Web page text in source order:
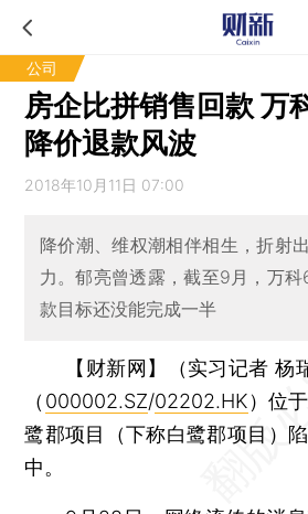
公司
房企比拼销售回款 万
降价退款风波
2018年10月11日 07:00
降价潮、维权潮相伴相生，折射
力。郁亮曾透露，截至9月，万
款目标还没能完成一半
【财新网】（实习记者 杨
（ 000002.SZ/02202.HK）位
鹭郡项目（下称白鹭郡项目）
中。